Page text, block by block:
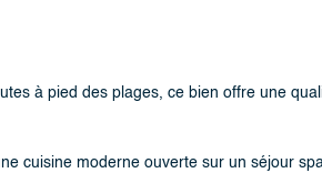
à pied des plages, ce bien offre une
cuisine moderne ouverte sur un séjour